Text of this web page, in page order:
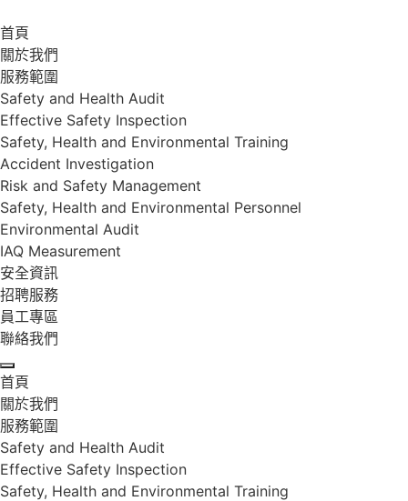
首頁
關於我們
服務範圍
Safety and Health Audit
Effective Safety Inspection
Safety, Health and Environmental Training
Accident Investigation
Risk and Safety Management
Safety, Health and Environmental Personnel
Environmental Audit
IAQ Measurement
安全資訊
招聘服務
員工專區
聯絡我們
首頁
關於我們
服務範圍
Safety and Health Audit
Effective Safety Inspection
Safety, Health and Environmental Training